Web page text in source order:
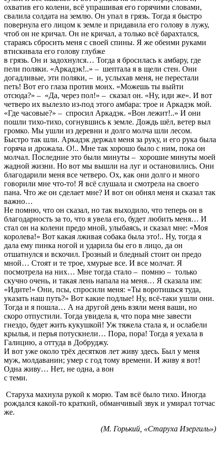
охватив его колени, всё упрашивая его горячими словами,
свалила солдата на землю. Он упал в грязь. Тогда я быстро
повернула его лицом к земле и придавила его голову в лужу,
чтоб он не кричал. Он не кричал, а только всё барахтался,
стараясь сбросить меня с своей спины. Я же обеими руками
втискивала его голову глубже
в грязь. Он и задохнулся… Тогда я бросилась к амбару, где
пели поляки. «Аркадэк!..» – шептала я в щели стен. Они
догадливые, эти поляки, – и, услыхав меня, не перестали
петь! Вот его глаза против моих. «Можешь ты выйти
отсюда?» – «Да, через пол!» – сказал он. «Ну, иди же». И вот
четверо их вылезло из-под этого амбара: трое и Аркадэк мой.
«Где часовые?» – спросил Аркадэк. «Вон лежит!..» И они
пошли тихо-тихо, согнувшись к земле. Дождь шёл, ветер выл
громко. Мы ушли из деревни и долго молча шли лесом.
Быстро так шли. Аркадэк держал меня за руку, и его рука была
горяча и дрожала. О!.. Мне так хорошо было с ним, пока он
молчал. Последние это были минуты – хорошие минуты моей
жадной жизни. Но вот мы вышли на луг и остановились. Они
благодарили меня все четверо. Ох, как они долго и много
говорили мне что-то! Я всё слушала и смотрела на своего
пана. Что же он сделает мне? И вот он обнял меня и сказал так
важно…
Не помню, что он сказал, но так выходило, что теперь он в
благодарность за то, что я увела его, будет любить меня… И
стал он на колени предо мной, улыбаясь, и сказал мне: «Моя
королева!» Вот какая лживая собака была это!.. Ну, тогда я
дала ему пинка ногой и ударила бы его в лицо, да он
отшатнулся и вскочил. Грозный и бледный стоит он предо
мной… Стоят и те трое, хмурые все. И все молчат. Я
посмотрела на них… Мне тогда стало – помню – только
скучно очень, и такая лень напала на меня… Я сказала им:
«Идите!» Они, псы, спросили меня: «Ты воротишься туда,
указать наш путь?» Вот какие подлые! Ну, всё-таки ушли они.
Тогда и я пошла… А на другой день взяли меня ваши, но
скоро отпустили. Тогда увидела я, что пора мне завести
гнездо, будет жить кукушкой! Уж тяжела стала я, и ослабели
крылья, и перья потускнели… Пора, пора! Тогда я уехала в
Галицию, а оттуда в Добруджу.
И вот уже около трёх десятков лет живу здесь. Был у меня
муж, молдаванин; умер с год тому времени. И живу я вот!
Одна живу… Нет, не одна, а вон
с теми.
Старуха махнула рукой к морю. Там всё было тихо. Иногда
рождался какой-то краткий, обманчивый звук и умирал тотчас
же.
(М. Горький, «Старуха Изергиль»)